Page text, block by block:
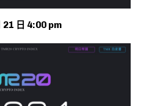
21 日 4:00 pm